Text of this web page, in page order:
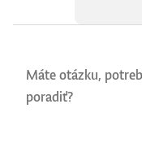
Máte otázku,
poradiť?